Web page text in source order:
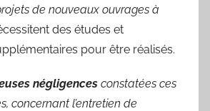
de nouveaux ouvrages à
des études et
pour être réalisés.
négligences constatées ces
concernant l’entretien de